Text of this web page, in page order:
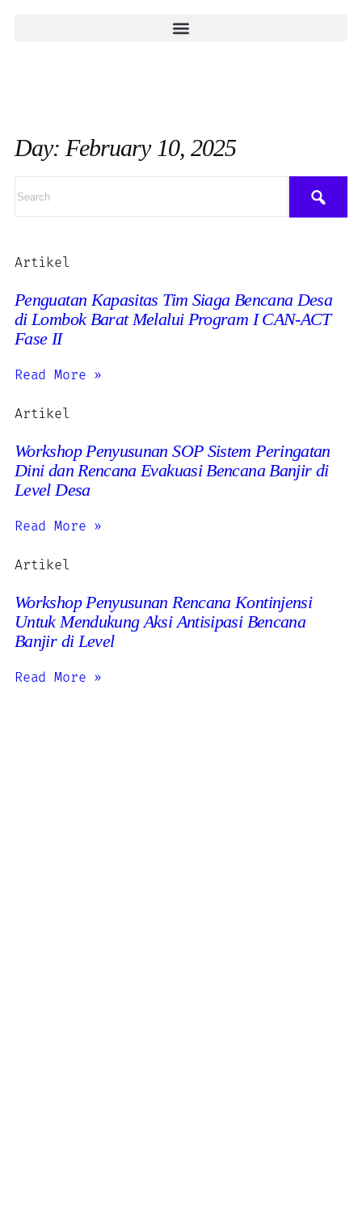
Day: February 10, 2025
Artikel
Penguatan Kapasitas Tim Siaga Bencana Desa
di Lombok Barat Melalui Program I CAN-ACT
Fase II
Read More »
Artikel
Workshop Penyusunan SOP Sistem Peringatan
Dini dan Rencana Evakuasi Bencana Banjir di
Level Desa
Read More »
Artikel
Workshop Penyusunan Rencana Kontinjensi
Untuk Mendukung Aksi Antisipasi Bencana
Banjir di Level
Read More »